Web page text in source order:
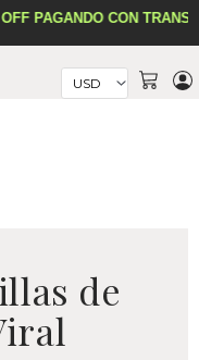
PAGANDO CON
Cart
de